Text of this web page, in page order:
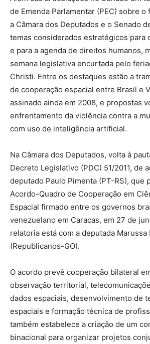
de Emenda Parlamentar (PEC) sobre o
a Câmara dos Deputados e o Senado
temas considerados estratégicos para
e para a agenda de direitos humanos,
semana legislativa encurtada pelo
Christi. Entre os destaques estão a
de cooperação espacial entre Brasil e
assinado ainda em 2008, e propostas
enfrentamento da violência contra a
com uso de inteligência artificial.
Na Câmara dos Deputados, volta à
Decreto Legislativo (PDC) 51/2011, de
deputado Paulo Pimenta (PT-RS), que
Acordo-Quadro de Cooperação em
Espacial firmado entre os governos
venezuelano em Caracas, em 27 de
relatoria está com a deputada Marussa
(Republicanos-GO).
O acordo prevê cooperação bilateral
observação territorial,
dados espaciais, desenvolvimento de
espaciais e formação técnica de
também estabelece a criação de um
binacional para organizar projetos